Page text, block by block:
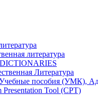
литература
Литература
пособия (УМК),
Presentation Tool (CPT)